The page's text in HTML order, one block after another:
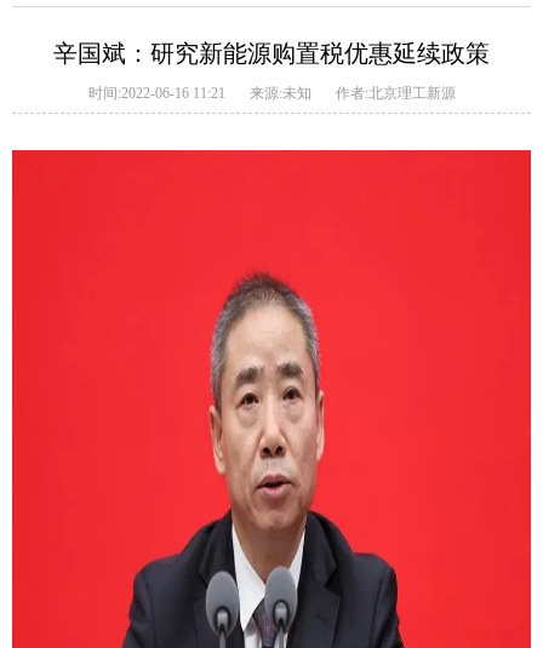
辛国斌：研究新能源购置税优惠延续政策
时间:2022-06-16 11:21 来源:未知 作者:北京理工新源